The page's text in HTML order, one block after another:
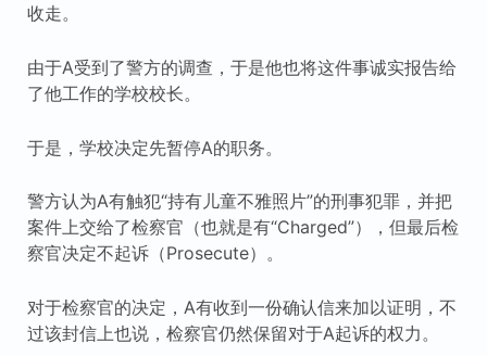
收走。
由于A受到了警方的调查，于是他也将这件事诚实报告给
了他工作的学校校长。
于是，学校决定先暂停A的职务。
警方认为A有触犯“持有儿童不雅照片”的刑事犯罪，并把
案件上交给了检察官（也就是有“Charged”），但最后检
察官决定不起诉（Prosecute）。
对于检察官的决定，A有收到一份确认信来加以证明，不
过该封信上也说，检察官仍然保留对于A起诉的权力。